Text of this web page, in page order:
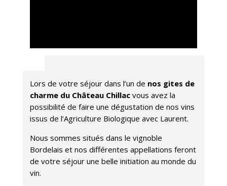
Lors de votre séjour dans l’un de nos gites de
charme du Château Chillac vous avez la
possibilité de faire une dégustation de nos vins
issus de l’Agriculture Biologique avec Laurent.
Nous sommes situés dans le vignoble
Bordelais et nos différentes appellations feront
de votre séjour une belle initiation au monde du
vin.